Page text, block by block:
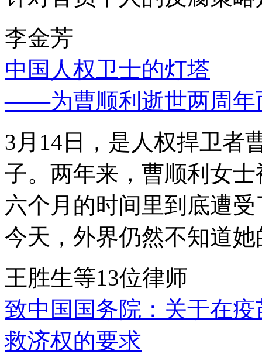
李金芳
中国人权卫士的灯塔
——为曹顺利逝世两周年
3月14日，是人权捍卫者
子。两年来，曹顺利女
六个月的时间里到底遭
今天，外界仍然不知道
王胜生等13位律师
致中国国务院：关于在
救济权的要求